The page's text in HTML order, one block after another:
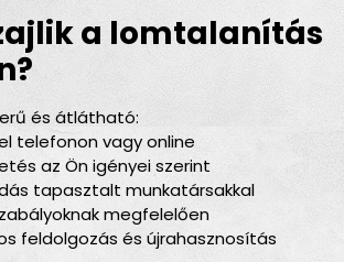
a lomtalanítás
és átlátható:
telefonon vagy online
az Ön igényei szerint
tapasztalt munkatársakkal
megfelelően
feldolgozás és újrahasznosítás